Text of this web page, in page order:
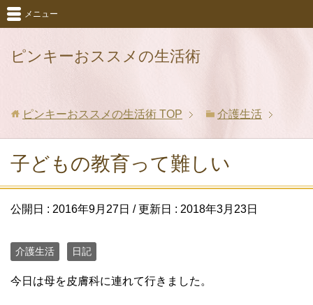
ピンキーおススメの生活術
メニュー
ピンキーおススメの生活術 TOP 介護生活
子どもの教育って難しい
公開日 : 2016年9月27日 / 更新日 : 2018年3月23日
介護生活 日記
今日は母を皮膚科に連れて行きました。